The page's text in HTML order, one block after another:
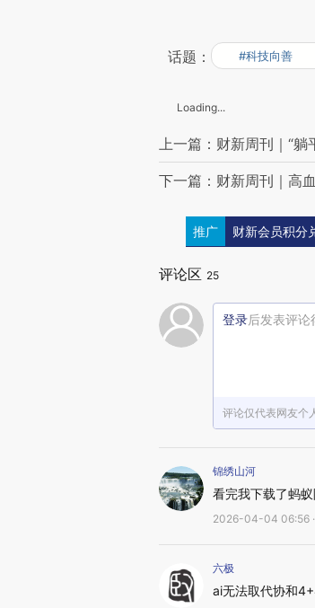
话题： #科技向善
Loading...
上一篇：财新周刊｜“躺
下一篇：财新周刊｜高
推广 财新会员积分
评论区 25
登录后发表评论
评论仅代表网友个
锦绣山河
看完我下载了蚂
2026-04-04 06:56
六极
ai无法取代协和